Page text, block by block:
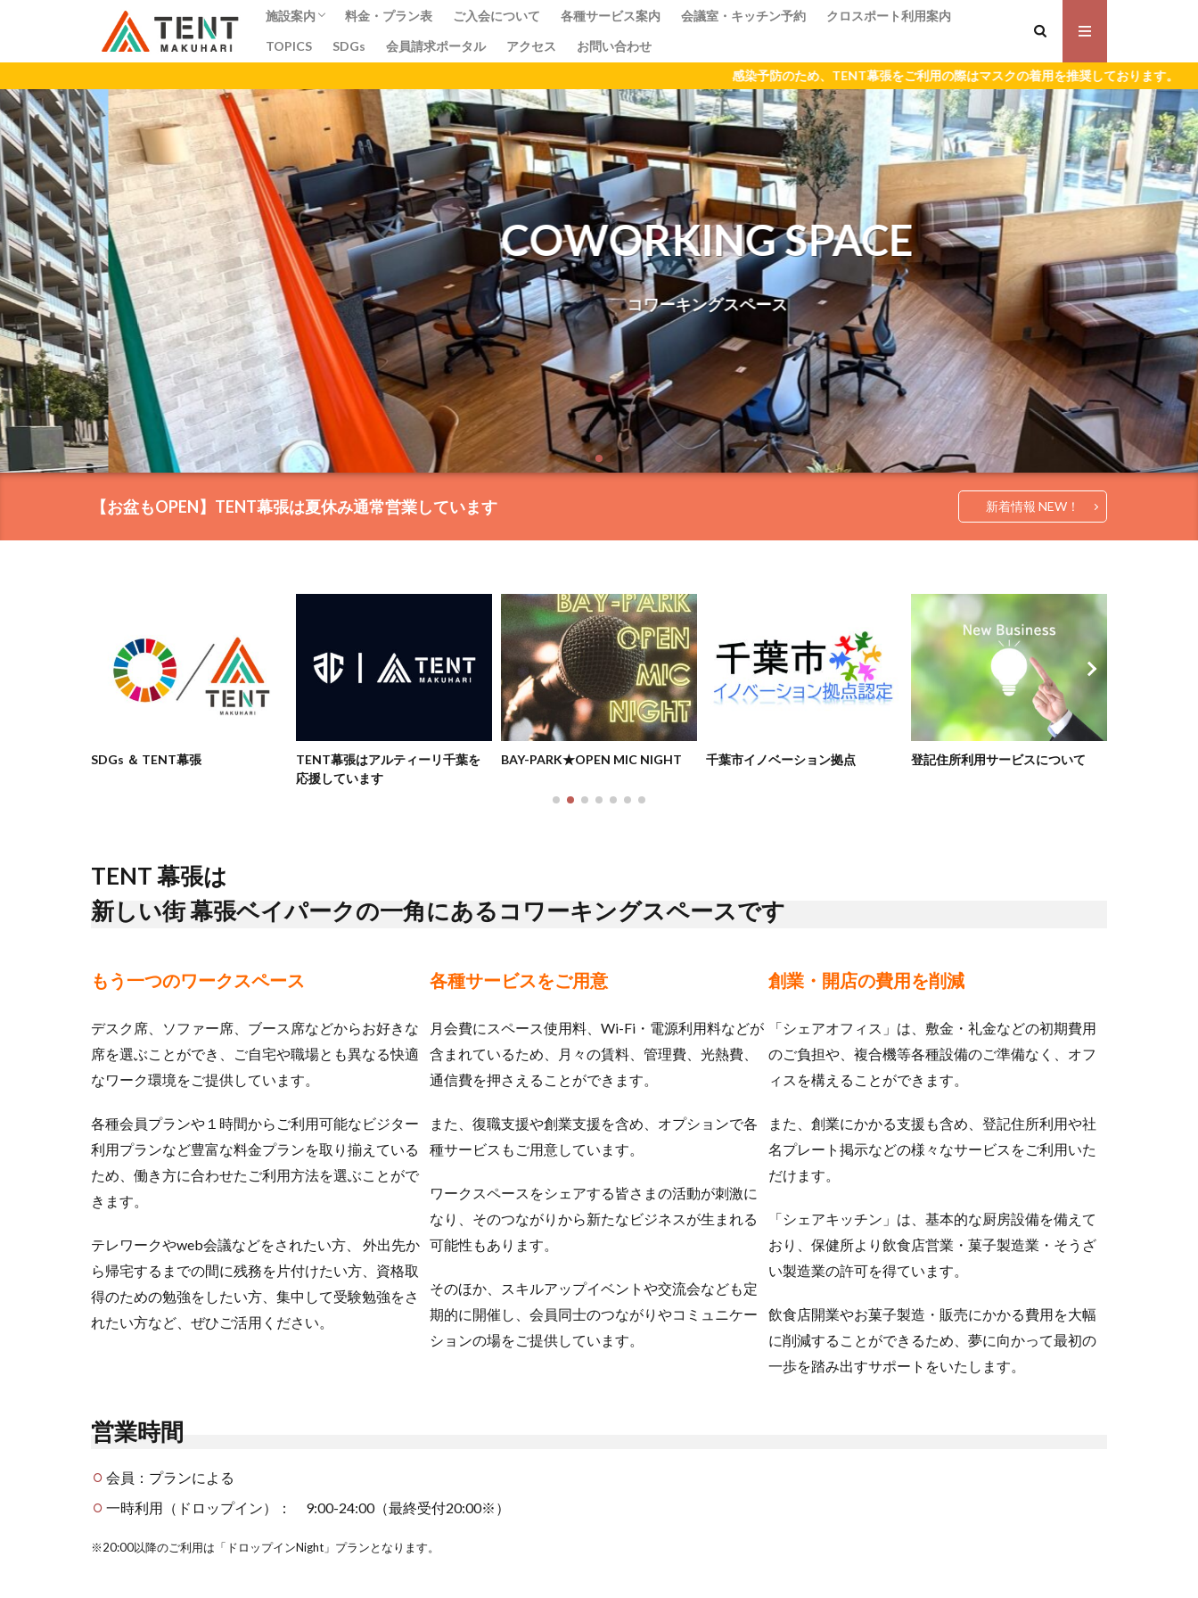
施設案内
コワーキングスペース
シェアオフィス
シェアキッチン
会議室
料金・プラン表 ご入会について 各種サービス案内 会議室・キッチン予約
クロスポート利用案内
TOPICS
SDGs 会員請求ポータル アクセス
お問い合わせ
感染予防のため、TENT幕張をご利用の際はマスクの着用を推奨しております。
COWORKING SPACE
コワーキングスペース
【お盆もOPEN】TENT幕張は夏休み通常営業しています 新着情報 NEW！
SDGs ＆ TENT幕張
TENT幕張はアルティーリ千葉を
応援しています
BAY-PARK★OPEN MIC NIGHT 千葉市イノベーション拠点 登記住所利用サービスについて
TENT 幕張は
新しい街 幕張ベイパークの一角にあるコワーキングスペースです
もう一つのワークスペース
デスク席、ソファー席、ブース席などからお好きな
席を選ぶことができ、ご自宅や職場とも異なる快適
なワーク環境をご提供しています。
各種会員プランや１時間からご利用可能なビジター
利用プランなど豊富な料金プランを取り揃えている
ため、働き方に合わせたご利用方法を選ぶことがで
きます。
テレワークやweb会議などをされたい方、 外出先か
ら帰宅するまでの間に残務を片付けたい方、資格取
得のための勉強をしたい方、集中して受験勉強をさ
れたい方など、ぜひご活用ください。
各種サービスをご用意
月会費にスペース使用料、Wi-Fi・電源利用料などが
含まれているため、月々の賃料、管理費、光熱費、
通信費を押さえることができます。
また、復職支援や創業支援を含め、オプションで各
種サービスもご用意しています。
ワークスペースをシェアする皆さまの活動が刺激に
なり、そのつながりから新たなビジネスが生まれる
可能性もあります。
そのほか、スキルアップイベントや交流会なども定
期的に開催し、会員同士のつながりやコミュニケー
ションの場をご提供しています。
創業・開店の費用を削減
「シェアオフィス」は、敷金・礼金などの初期費用
のご負担や、複合機等各種設備のご準備なく、オフ
ィスを構えることができます。
また、創業にかかる支援も含め、登記住所利用や社
名プレート掲示などの様々なサービスをご利用いた
だけます。
「シェアキッチン」は、基本的な厨房設備を備えて
おり、保健所より飲食店営業・菓子製造業・そうざ
い製造業の許可を得ています。
飲食店開業やお菓子製造・販売にかかる費用を大幅
に削減することができるため、夢に向かって最初の
一歩を踏み出すサポートをいたします。
営業時間
会員：プランによる
一時利用（ドロップイン）： 9:00-24:00（最終受付20:00※）
※20:00以降のご利用は「ドロップインNight」プランとなります。
カテゴリー
検索